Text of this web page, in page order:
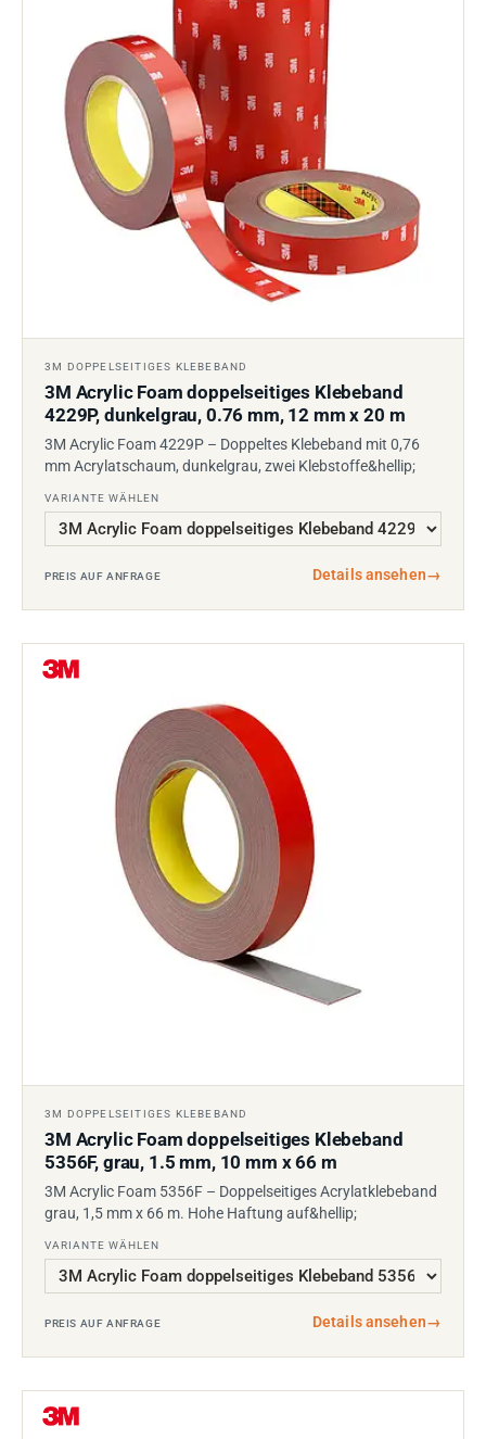
3M DOPPELSEITIGES KLEBEBAND
3M Acrylic Foam doppelseitiges Klebeband
4229P, dunkelgrau, 0.76 mm, 12 mm x 20 m
3M Acrylic Foam 4229P – Doppeltes Klebeband mit 0,76
mm Acrylatschaum, dunkelgrau, zwei Klebstoffe&hellip;
VARIANTE WÄHLEN
PREIS AUF ANFRAGE Details ansehen→
3M DOPPELSEITIGES KLEBEBAND
3M Acrylic Foam doppelseitiges Klebeband
5356F, grau, 1.5 mm, 10 mm x 66 m
3M Acrylic Foam 5356F – Doppelseitiges Acrylatklebeband
grau, 1,5 mm x 66 m. Hohe Haftung auf&hellip;
VARIANTE WÄHLEN
PREIS AUF ANFRAGE Details ansehen→